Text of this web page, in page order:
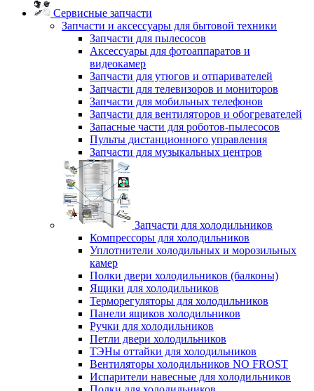
Сервисные запчасти
Запчасти и аксессуары для бытовой техники
Запчасти для пылесосов
Аксессуары для фотоаппаратов и
видеокамер
Запчасти для утюгов и отпаривателей
Запчасти для телевизоров и мониторов
Запчасти для мобильных телефонов
Запчасти для вентиляторов и обогревателей
Запасные части для роботов-пылесосов
Пульты дистанционного управления
Запчасти для музыкальных центров
Запчасти для холодильников
Компрессоры для холодильников
Уплотнители холодильных и морозильных
камер
Полки двери холодильников (балконы)
Ящики для холодильников
Терморегуляторы для холодильников
Панели ящиков холодильников
Ручки для холодильников
Петли двери холодильников
ТЭНы оттайки для холодильников
Вентиляторы холодильников NO FROST
Испарители навесные для холодильников